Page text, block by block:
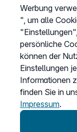
Werbung
", um alle
persönliche
können der
Einstellungen
Informationen
finden Sie in
Impressum.